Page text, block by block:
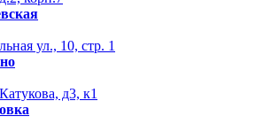
ул., 10, стр. 1
д3, к1